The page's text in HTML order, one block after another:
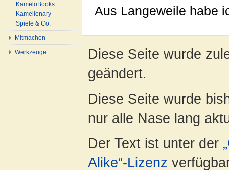
Aus Langeweile habe
KameloBooks
Kamelionary
Spiele & Co.
Mitmachen
Werkzeuge
Diese Seite wurde
geändert.
Diese Seite wurde
nur alle Nase lang
Der Text ist unter der
Alike“-Lizenz